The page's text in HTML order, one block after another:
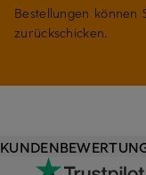
Bestellungen können
zurückschicken.